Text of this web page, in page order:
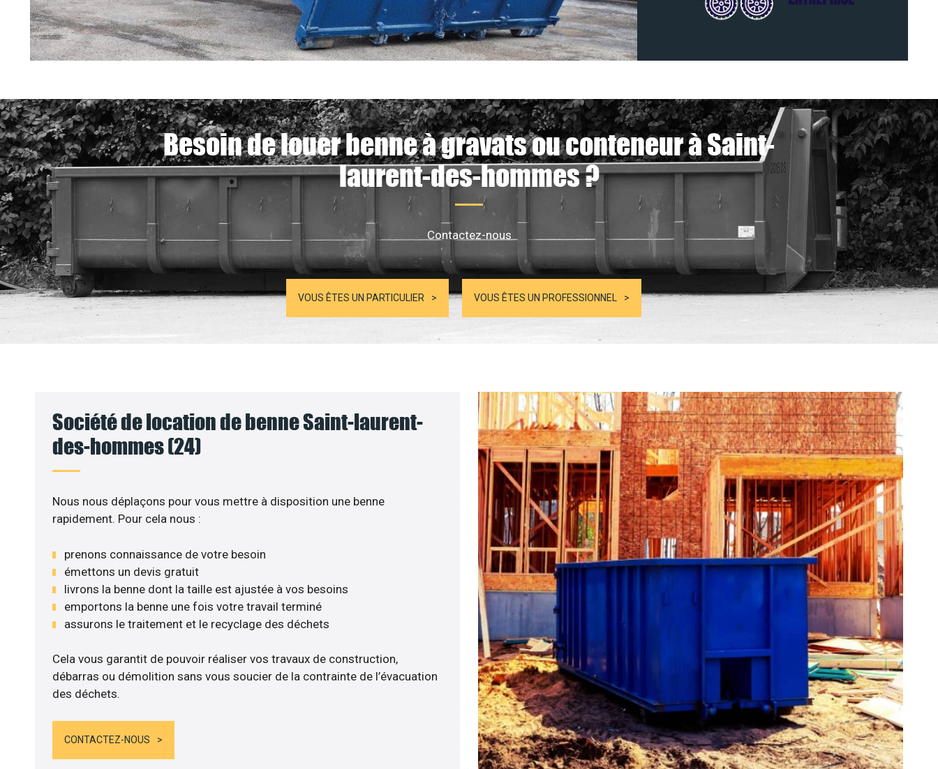
Besoin de louer benne à gravats ou conteneur à Saint-
laurent-des-hommes ?
Contactez-nous
VOUS ÊTES UN PARTICULIER VOUS ÊTES UN PROFESSIONNEL
Société de location de benne Saint-laurent-
des-hommes (24)
Nous nous déplaçons pour vous mettre à disposition une benne
rapidement. Pour cela nous :
prenons connaissance de votre besoin
émettons un devis gratuit
livrons la benne dont la taille est ajustée à vos besoins
emportons la benne une fois votre travail terminé
assurons le traitement et le recyclage des déchets
Cela vous garantit de pouvoir réaliser vos travaux de construction,
débarras ou démolition sans vous soucier de la contrainte de l’évacuation
des déchets.
CONTACTEZ-NOUS